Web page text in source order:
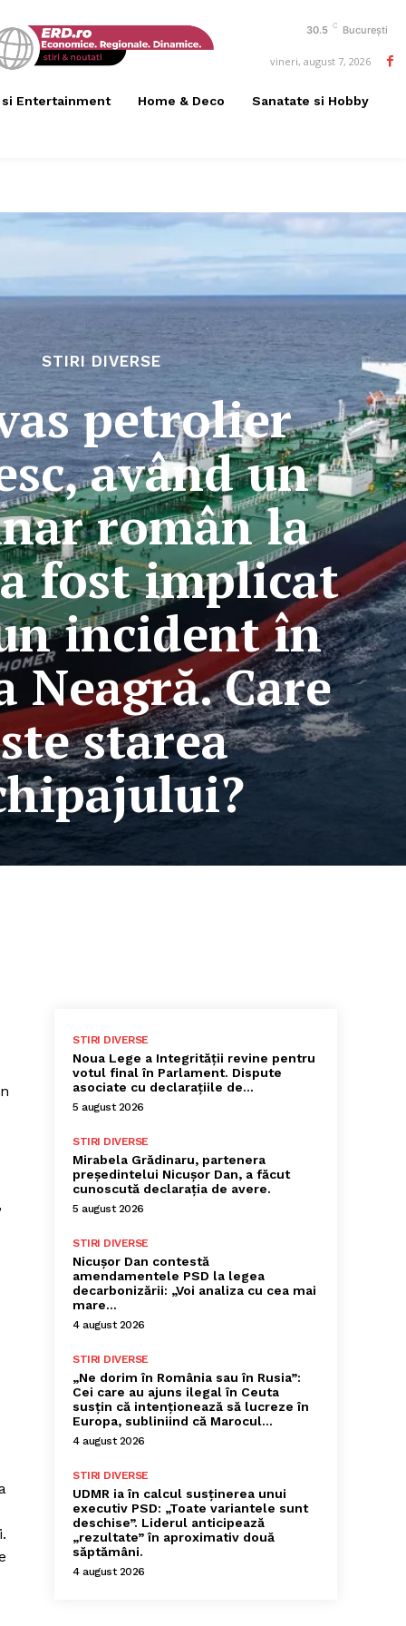
30.5 C București
vineri, august 7, 2026
Entertainment Home & Deco Sanatate si Hobby
STIRI DIVERSE
petrolier
având un
român la
fost implicat
incident în
Neagră. Care
starea
STIRI DIVERSE
Noua Lege a Integrității revine pentru
votul final în Parlament. Dispute
asociate cu declarațiile de…
5 august 2026
STIRI DIVERSE
Mirabela Grădinaru, partenera
președintelui Nicușor Dan, a făcut
cunoscută declarația de avere.
5 august 2026
STIRI DIVERSE
Nicușor Dan contestă
amendamentele PSD la legea
decarbonizării: „Voi analiza cu cea mai
mare…
4 august 2026
STIRI DIVERSE
„Ne dorim în România sau în Rusia”:
Cei care au ajuns ilegal în Ceuta
susțin că intenționează să lucreze în
Europa, subliniind că Marocul...
4 august 2026
STIRI DIVERSE
UDMR ia în calcul susținerea unui
executiv PSD: „Toate variantele sunt
deschise”. Liderul anticipează
„rezultate” în aproximativ două
săptămâni.
4 august 2026